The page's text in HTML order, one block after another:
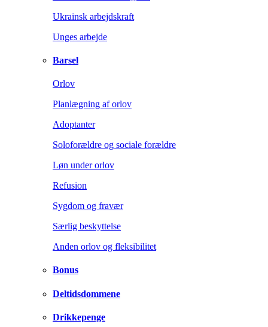
Ukrainsk arbejdskraft
Unges arbejde
Barsel
Orlov
Planlægning af orlov
Adoptanter
Soloforældre og sociale forældre
Løn under orlov
Refusion
Sygdom og fravær
Særlig beskyttelse
Anden orlov og fleksibilitet
Bonus
Deltidsdommene
Drikkepenge